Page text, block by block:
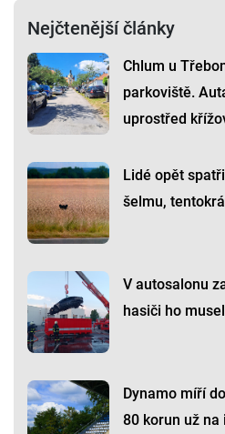
Nejčtenější články
Chlum u
parkoviště.
uprostřed
Lidé opět
šelmu,
V autosalonu
hasiči ho
Dynamo míří
80 korun už